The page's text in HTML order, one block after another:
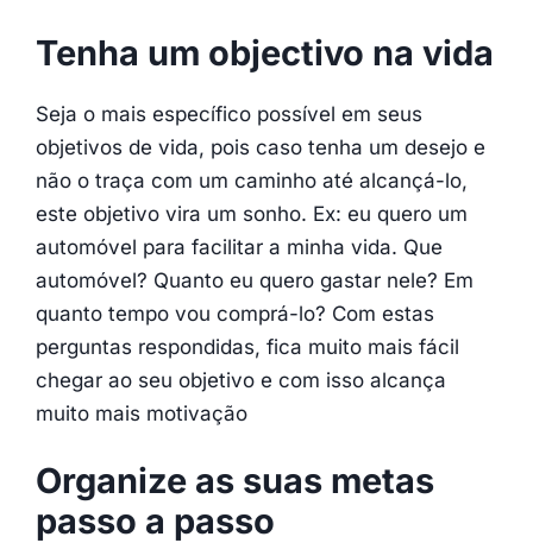
Tenha um objectivo na vida
Seja o mais específico possível em seus
objetivos de vida, pois caso tenha um desejo e
não o traça com um caminho até alcançá-lo,
este objetivo vira um sonho. Ex: eu quero um
automóvel para facilitar a minha vida. Que
automóvel? Quanto eu quero gastar nele? Em
quanto tempo vou comprá-lo? Com estas
perguntas respondidas, fica muito mais fácil
chegar ao seu objetivo e com isso alcança
muito mais motivação
Organize as suas metas
passo a passo